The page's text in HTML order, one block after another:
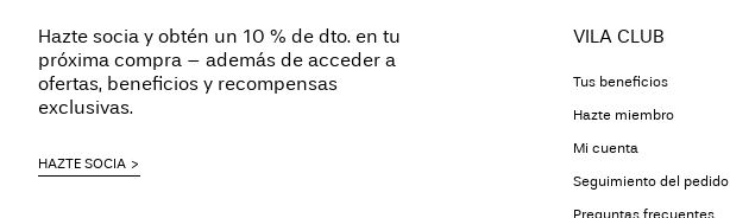
Hazte socia y obtén un 10 % de dto. en tu
próxima compra – además de acceder a
ofertas, beneficios y recompensas
exclusivas.
HAZTE SOCIA
VILA CLUB
Tus beneficios
Hazte miembro
Mi cuenta
Seguimiento del pedido
Preguntas frecuentes